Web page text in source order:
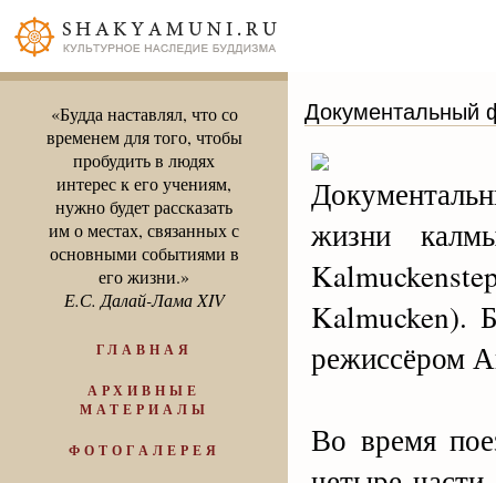
«Будда наставлял, что со
временем для того, чтобы
пробудить в людях
интерес к его учениям,
нужно будет рассказать
им о местах, связанных с
основными событиями в
его жизни.»
Е.С. Далай-Лама XIV
ГЛАВНАЯ
АРХИВНЫЕ
МАТЕРИАЛЫ
ФОТОГАЛЕРЕЯ
Документальный
жизни
Kalmucken).
режиссёром
Во время